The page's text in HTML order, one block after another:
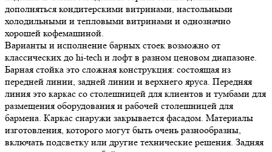
дополняться кондитерскими витринами, настольными
холодильными и тепловыми витринами и однозначно
хорошей кофемашиной.
Варианты и исполнение барных стоек возможно от
классических до hi-tech и лофт в разном ценовом диапазоне.
Барная стойка это сложная конструкция: состоящая из
передней линии, задней линии и верхнего яруса. Передняя
линия это каркас со столешницей для клиентов и тумбами для
размещения оборудования и рабочей столешницей для
бармена. Каркас снаружи закрывается фасадом. Материалы
изготовления, которого могут быть очень разнообразны,
включать подсветку или другие технические решения. Задняя